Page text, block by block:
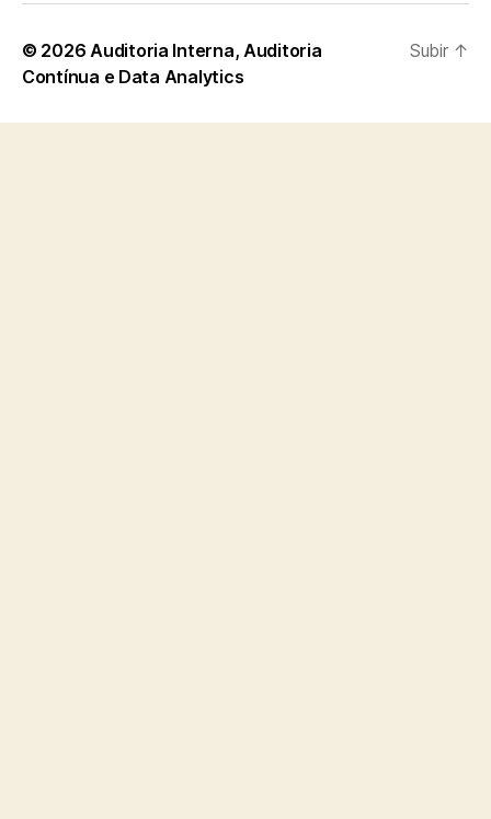
© 2026Auditoria Interna, Auditoria
Contínua e Data Analytics
Subir ↑